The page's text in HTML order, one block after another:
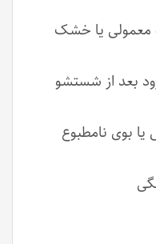
معمولی یا خشک
بعد از شستشو
بوی نامطبوع